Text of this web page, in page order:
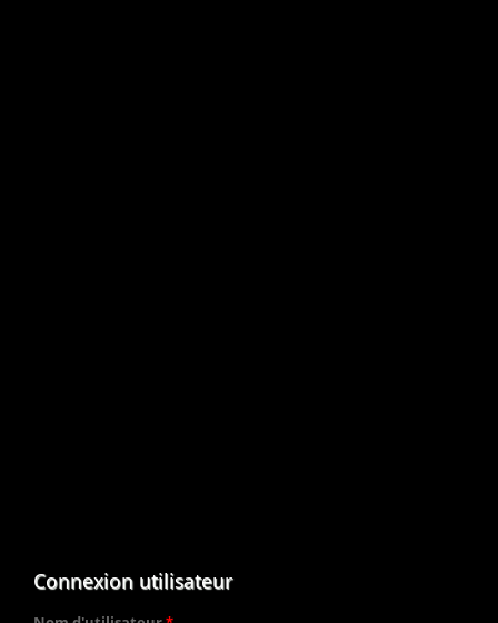
Connexion utilisateur